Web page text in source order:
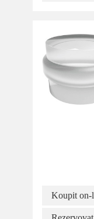
Koupit on-